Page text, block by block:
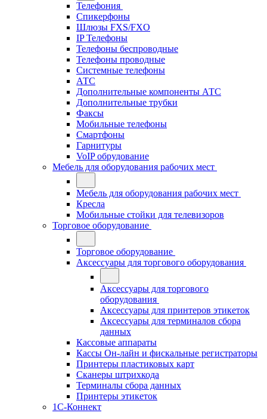
Телефония
Спикерфоны
Шлюзы FXS/FXO
IP Телефоны
Телефоны беспроводные
Телефоны проводные
Системные телефоны
АТС
Дополнительные компоненты АТС
Дополнительные трубки
Факсы
Мобильные телефоны
Смартфоны
Гарнитуры
VoIP обрудование
Мебель для оборудования рабочих мест
Мебель для оборудования рабочих мест
Кресла
Мобильные стойки для телевизоров
Торговое оборудование
Торговое оборудование
Аксессуары для торгового оборудования
Аксессуары для торгового
оборудования
Аксессуары для принтеров этикеток
Аксессуары для терминалов сбора
данных
Кассовые аппараты
Кассы Он-лайн и фискальные регистраторы
Принтеры пластиковых карт
Сканеры штрихкода
Терминалы сбора данных
Принтеры этикеток
1С-Коннект